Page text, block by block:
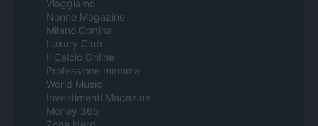
Viaggiamo
Nonne Magazine
Milano Cortina
Luxury Club
Il Calcio Online
Professione mamma
World Music
Investimenti Magazine
Money 365